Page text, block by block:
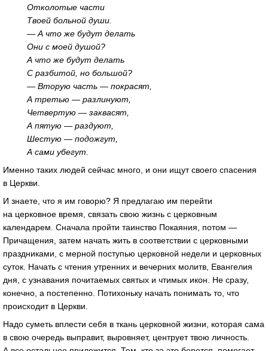
Отколотые части
Твоей больной души.
— А что же будут делать
Они с моей душой?
А что же будут делать
С разбитой, но большой?
— Вторую часть — покрасят,
А третью — разлинуют,
Четвертую — заквасят,
А пятую — раздуют,
Шестую — подожгут,
А сами убегут.
Именно таких людей сейчас много, и они ищут своего спасения
в Церкви.
И знаете, что я им говорю? Я предлагаю им перейти
на церковное время, связать свою жизнь с церковным
календарем. Сначала пройти таинство Покаяния, потом —
Причащения, затем начать жить в соответствии с церковными
праздниками, с мерной поступью церковной недели и церковных
суток. Начать с чтения утренних и вечерних молитв, Евангелия
дня, с узнавания почитаемых святых и чтимых икон. Не сразу,
конечно, а постепенно. Потихоньку начать понимать то, что
происходит в Церкви.
Надо суметь вплести себя в ткань церковной жизни, которая сама
в свою очередь выправит, выровняет, центрует твою личность.